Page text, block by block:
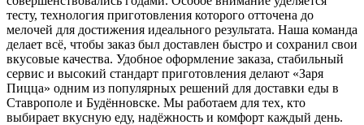
тесту, технология приготовления которого отточена до
мелочей для достижения идеального результата. Наша команда
делает всё, чтобы заказ был доставлен быстро и сохранил свои
вкусовые качества. Удобное оформление заказа, стабильный
сервис и высокий стандарт приготовления делают «Заря
Пицца» одним из популярных решений для доставки еды в
Ставрополе и Будённовске. Мы работаем для тех, кто
выбирает вкусную еду, надёжность и комфорт каждый день.